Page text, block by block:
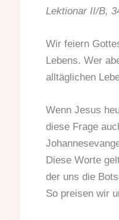
Lektionar II/B,
Wir feiern
Lebens. Wer
alltäglichen
Wenn Jesus
diese Frage
Diese Worte
der uns die
So preisen wir